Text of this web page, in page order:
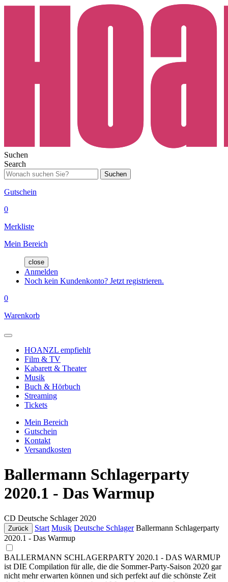
Suchen
Search
Suchen
Gutschein
0
Merkliste
Mein Bereich
close
Anmelden
Noch kein Kundenkonto? Jetzt registrieren.
0
Warenkorb
HOANZL empfiehlt
Film & TV
Kabarett & Theater
Musik
Buch & Hörbuch
Streaming
Tickets
Mein Bereich
Gutschein
Kontakt
Versandkosten
Ballermann Schlagerparty
2020.1 - Das Warmup
CD Deutsche Schlager 2020
Zurück Start Musik Deutsche Schlager Ballermann Schlagerparty
2020.1 - Das Warmup
BALLERMANN SCHLAGERPARTY 2020.1 - DAS WARMUP
ist DIE Compilation für alle, die die Sommer-Party-Saison 2020 gar
nicht mehr erwarten können und sich perfekt auf die schönste Zeit